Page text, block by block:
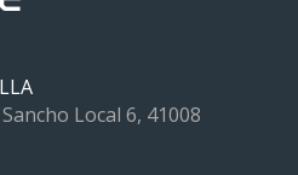
Local 6, 41008